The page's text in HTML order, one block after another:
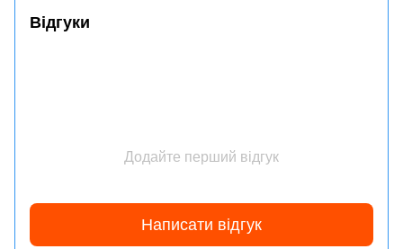
Відгуки
Додайте перший відгук
Написати відгук